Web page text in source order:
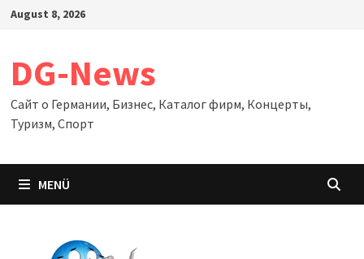
Zum
August 8, 2026
DG-News
Сайт о Германии, Бизнес, Каталог фирм, Концерты,
Туризм, Спорт
MENÜ